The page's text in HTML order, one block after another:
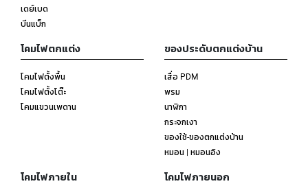
เดย์เบด
บีนแบ็ก
โคมไฟตกแต่ง
โคมไฟตั้งพื้น
โคมไฟตั้งโต๊ะ
โคมแขวนเพดาน
ของประดับตกแต่งบ้าน
เสื่อ PDM
พรม
นาฬิกา
กระจกเงา
ของใช้-ของตกแต่งบ้าน
หมอน | หมอนอิง
โคมไฟภายใน โคมไฟภายนอก